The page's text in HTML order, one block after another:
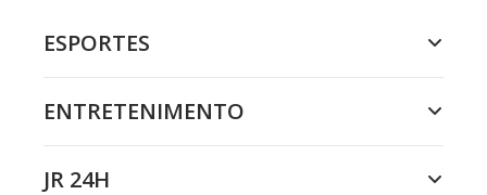
ESPORTES
ENTRETENIMENTO
JR 24H